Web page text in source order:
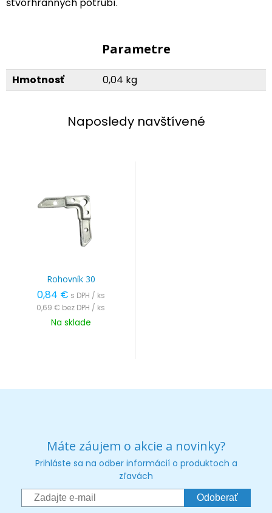
Parametre
Hmotnosť 0,04 kg
Naposledy navštívené
Rohovník 30
0,84 € s DPH / ks
0,69 € bez DPH / ks
Na sklade
Máte záujem o akcie a novinky?
Prihláste sa na odber informácií o produktoch a
zľavách
Odoberať